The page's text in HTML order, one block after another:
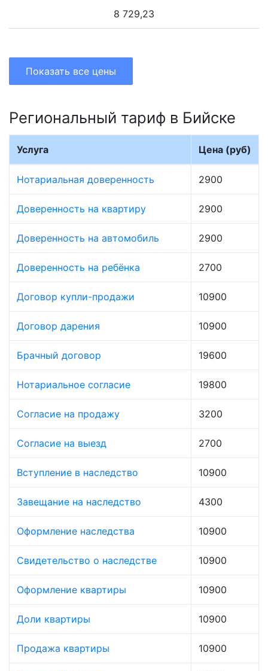
8 729,23
Показать все цены
Региональный тариф в Бийске
Услуга Цена (руб)
Нотариальная доверенность 2900
Доверенность на квартиру 2900
Доверенность на автомобиль 2900
Доверенность на ребёнка 2700
Договор купли-продажи 10900
Договор дарения 10900
Брачный договор 19600
Нотариальное согласие 19800
Согласие на продажу 3200
Согласие на выезд 2700
Вступление в наследство 10900
Завещание на наследство 4300
Оформление наследства 10900
Свидетельство о наследстве 10900
Оформление квартиры 10900
Доли квартиры 10900
Продажа квартиры 10900